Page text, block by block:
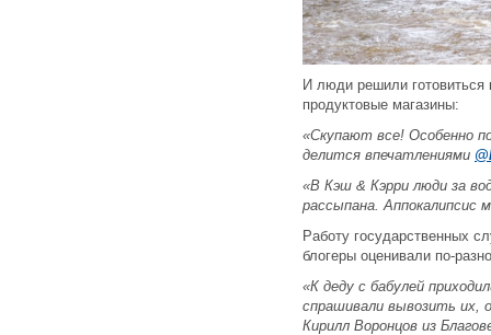
И люди решили готовиться
продуктовые магазины:
«Скупают все! Особенно
делится впечатлениями
«В Кэш & Кэрри люди за
рассыпана.
Работу государственных
блогеры оценивали по-
«К деду с бабулей
спрашивали вывозить
Кирилл Воронцов из